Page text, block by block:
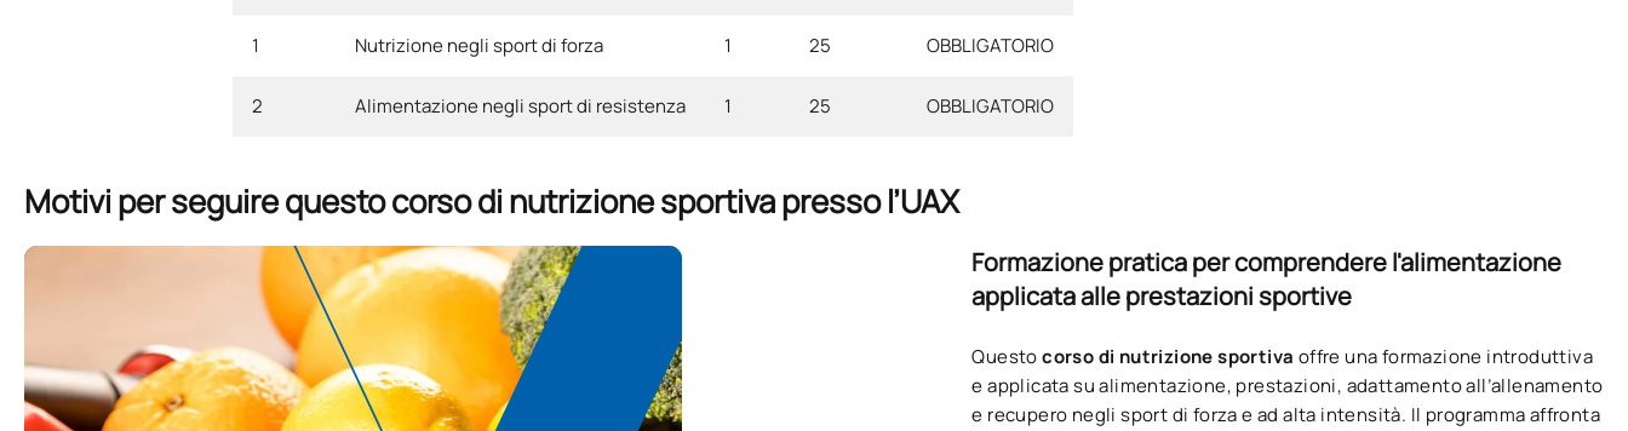
1 Nutrizione negli sport di forza 1 25 OBBLIGATORIO
2 Alimentazione negli sport di resistenza 1 25 OBBLIGATORIO
Motivi per seguire questo corso di nutrizione sportiva presso l’UAX
Formazione pratica per comprendere l'alimentazione
applicata alle prestazioni sportive
Questocorso di nutrizione sportiva offre una formazione introduttiva
e applicata su alimentazione, prestazioni, adattamento all’allenamento
e recupero negli sport di forza e ad alta intensità. Il programma affronta